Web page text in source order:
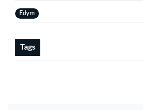
Edym
Tags